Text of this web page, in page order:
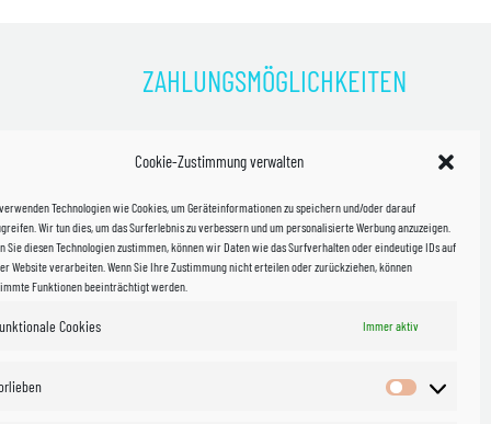
Cookie-Zustimmung verwalten
Technologien wie Cookies, um Geräteinformationen zu speichern und/oder darauf
Wir tun dies, um das Surferlebnis zu verbessern und um personalisierte Werbung anzuzeigen.
Sie diesen Technologien zustimmen, können wir Daten wie das Surfverhalten oder eindeutige IDs auf
Website verarbeiten. Wenn Sie Ihre Zustimmung nicht erteilen oder zurückziehen, können
Funktionen beeinträchtigt werden.
Cookies Immer aktiv
Vorlieben
Sachsen
Versand
ZAHLUNGSMÖGLICHKEITEN